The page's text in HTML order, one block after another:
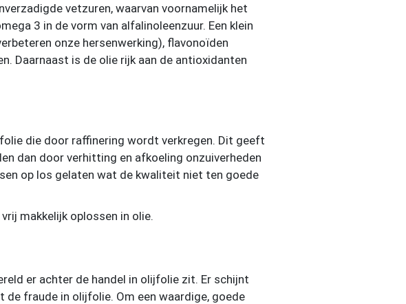
vetzuren, waarvan voornamelijk het
3 in de vorm van alfalinoleenzuur. Een klein
onze hersenwerking), flavonoïden
Daarnaast is de olie rijk aan de antioxidanten
die door raffinering wordt verkregen. Dit geeft
dan door verhitting en afkoeling onzuiverheden
op los gelaten wat de kwaliteit niet ten goede
makkelijk oplossen in olie.
er achter de handel in olijfolie zit. Er schijnt
fraude in olijfolie. Om een waardige, goede